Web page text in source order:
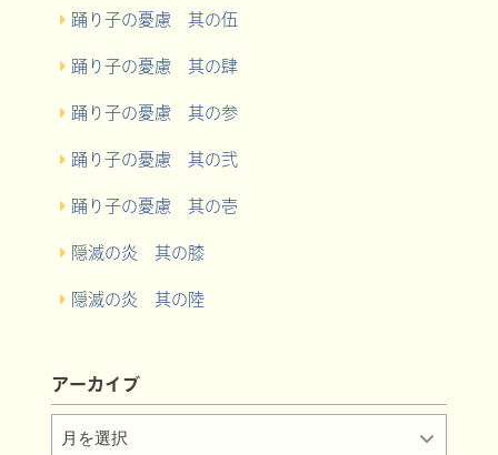
踊り子の憂慮 其の伍
踊り子の憂慮 其の肆
踊り子の憂慮 其の参
踊り子の憂慮 其の弐
踊り子の憂慮 其の壱
隠滅の炎 其の膝
隠滅の炎 其の陸
アーカイブ